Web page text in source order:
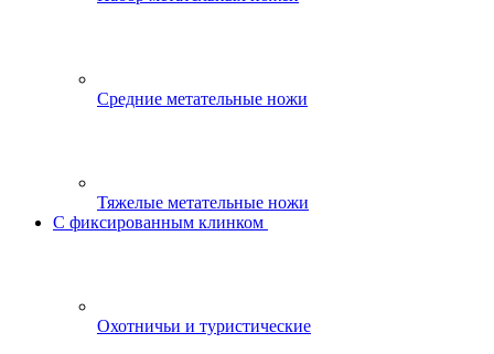
Средние метательные ножи
Тяжелые метательные ножи
С фиксированным клинком
Охотничьи и туристические